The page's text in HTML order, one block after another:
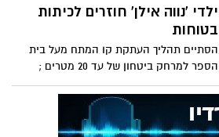
לגדוע מהשורש", אמר
ילדי 'נווה אילן' חוזרים לכיתות
בטוחות
הסתיים תהליך העתקת קו המתח מעל בית
הספר למרחק ביטחון של עד 20 מטרים ;
בטקס נכחו בכירי חברת חשמל, נציגי איגוד
ערים לאיכות הסביבה, תלמידים והורים ; ראש
העיר: "הפרויקט הסתיים במהירות רק בזכות
עבודה משותפת של כל הגורמים ובגלל רצון